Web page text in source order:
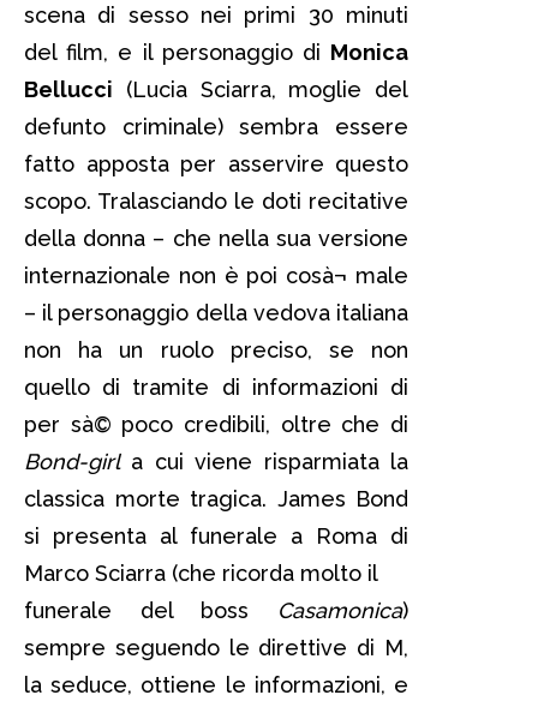
scena di sesso nei primi 30 minuti
del film, e il personaggio di Monica
Bellucci (Lucia Sciarra, moglie del
defunto criminale) sembra essere
fatto apposta per asservire questo
scopo. Tralasciando le doti recitative
della donna – che nella sua versione
internazionale non è poi cosà¬ male
– il personaggio della vedova italiana
non ha un ruolo preciso, se non
quello di tramite di informazioni di
per sà© poco credibili, oltre che di
Bond-girla cui viene risparmiata la
classica morte tragica. James Bond
si presenta al funerale a Roma di
Marco Sciarra (che ricorda molto il
funerale del boss Casamonica)
sempre seguendo le direttive di M,
la seduce, ottiene le informazioni, e